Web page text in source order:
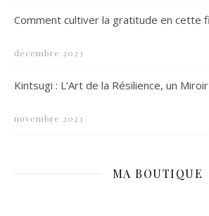
Comment cultiver la gratitude en cette
décembre 2023
Kintsugi : L’Art de la Résilience, un
novembre 2023
MA BOUTIQUE